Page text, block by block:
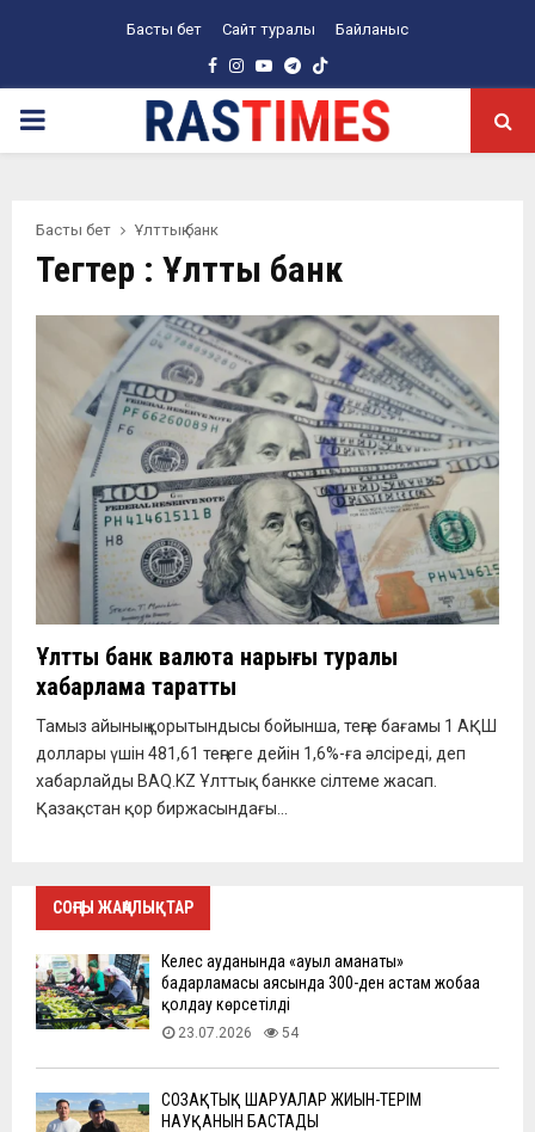
Басты бет Сайт туралы Байланыс
Facebook
Instagram
YoutubeTelegram
PRIMARY
Басты бет Ұлттық банк
Тегтер : Ұлттық банк
Ұлттық банк валюта нарығы туралы
хабарлама таратты
Тамыз айының қорытындысы бойынша, теңге бағамы 1 АҚШ
доллары үшін 481,61 теңгеге дейін 1,6%-ға әлсіреді, деп
хабарлайды BAQ.KZ Ұлттық банкке сілтеме жасап.
Қазақстан қор биржасындағы...
СОҢҒЫ ЖАҢАЛЫҚТАР
Келес ауданында «ауыл аманаты»
бағдарламасы аясында 300-ден астам жобаға
қолдау көрсетілді
23.07.2026 54
СОЗАҚТЫҚ ШАРУАЛАР ЖИЫН-ТЕРІМ
НАУҚАНЫН БАСТАДЫ